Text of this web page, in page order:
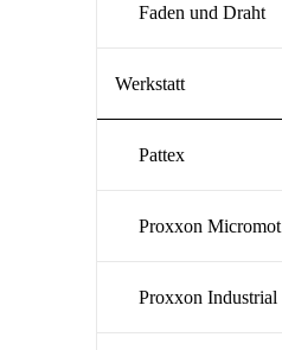
Faden und Draht
Werkstatt
Pattex
Proxxon Micromot
Proxxon Industrial